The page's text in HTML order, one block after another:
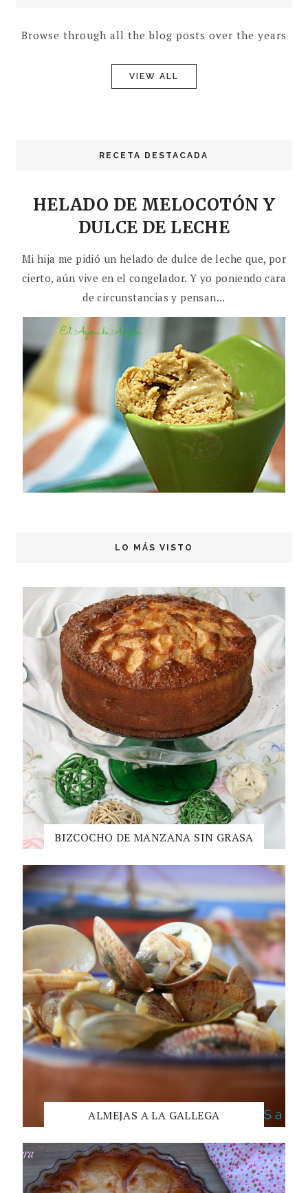
Browse through all the blog posts over the years
VIEW ALL
RECETA DESTACADA
HELADO DE MELOCOTÓN Y
DULCE DE LECHE
Mi hija me pidió un helado de dulce de leche que, por
cierto, aún vive en el congelador. Y yo poniendo cara
de circunstancias y pensan...
LO MÁS VISTO
BIZCOCHO DE MANZANA SIN GRASA
ALMEJAS A LA GALLEGA